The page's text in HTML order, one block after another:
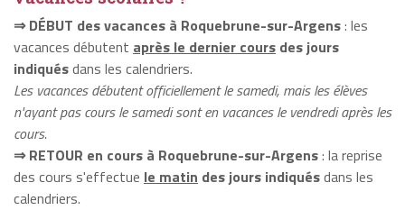
⇒ DÉBUT des vacances à Roquebrune-sur-Argens: les
vacances débutent après le dernier cours des jours
indiquésdans les calendriers.
Les vacances débutent officiellement le samedi, mais les élèves
n'ayant pas cours le samedi sont en vacances le vendredi après les
cours.
⇒ RETOUR en cours à Roquebrune-sur-Argens: la reprise
des cours s'effectue le matin des jours indiquésdans les
calendriers.